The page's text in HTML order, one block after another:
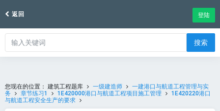
返回 登陆
搜索
您现在的位置： 建筑工程题库 一级建造师
一建港口与航道工程管理与实
务
章节练习1 1E420000港口与航道工程项目施工管理
1E420220港口
与航道工程安全生产的要求